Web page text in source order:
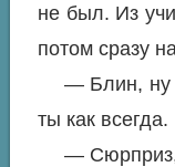
не был. Из
потом сразу
— Блин, ну
ты как всегда.
—